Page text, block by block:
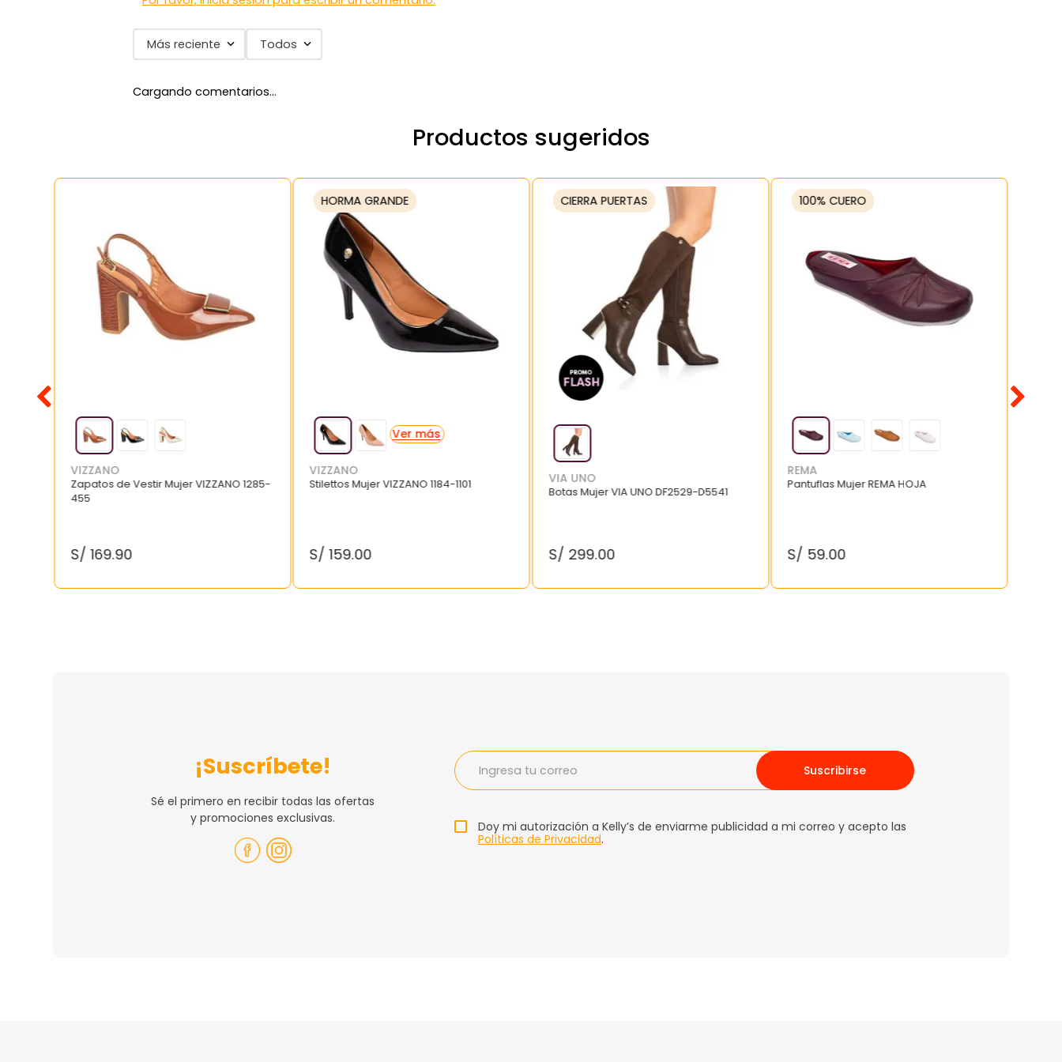
Más reciente Todos
Cargando comentarios…
Productos sugeridos
VIZZANO
Zapatos de Vestir Mujer VIZZANO 1285-
455
S/ 169.90
HORMA GRANDE
VIZZANO
Stilettos Mujer VIZZANO 1184-1101
S/ 159.00
CIERRA PUERTAS
VIA UNO
Botas Mujer VIA UNO DF2529-D5541
S/ 299.00
100% CUERO
REMA
Pantuflas Mujer REMA HOJA
S/ 59.00
¡Suscríbete!
Sé el primero en recibir todas las ofertas
y promociones exclusivas.
Suscribirse
Doy mi autorización a Kelly’s de enviarme publicidad a mi correo y acepto las
Políticas de Privacidad.